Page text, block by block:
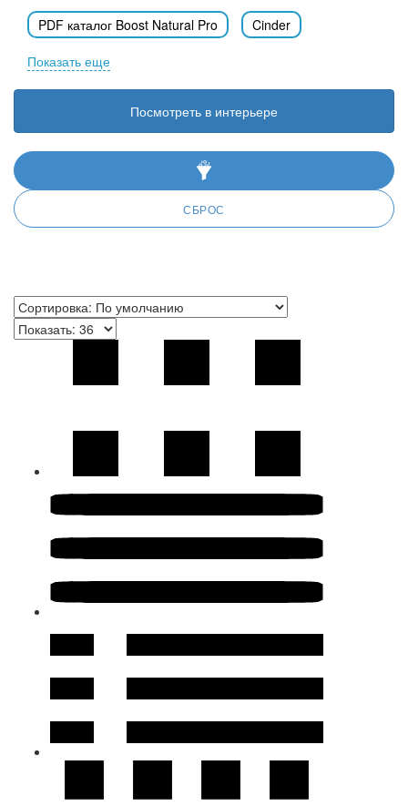
PDF каталог Boost Natural Pro Cinder
120x120 60x120 80x80 60x60
Показать еще
Посмотреть в интерьере
СБРОС